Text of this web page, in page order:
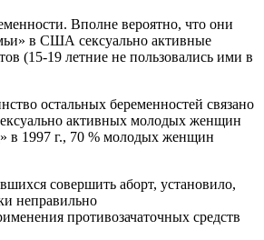
Вполне вероятно, что они
в США сексуально активные
(15-19 летние не пользовались ими в
остальных беременностей связано
активных молодых женщин
в 1997 г., 70 % молодых женщин
совершить аборт, установило,
неправильно
противозачаточных средств